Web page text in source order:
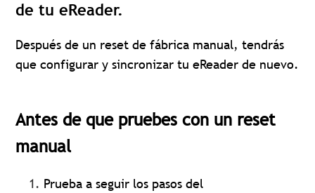
de tu eReader.
Después de un reset de fábrica manual, tendrás
que configurar y sincronizar tu eReader de nuevo.
Antes de que pruebes con un reset
manual
Prueba a seguir los pasos del